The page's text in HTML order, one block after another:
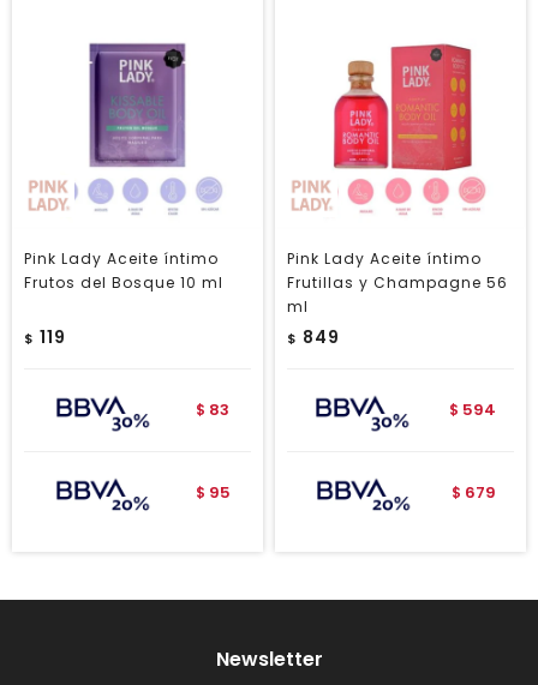
Pink Lady Aceite íntimo
Frutos del Bosque 10 ml
$ 119
$ 83
$ 95
Pink Lady Aceite íntimo
Frutillas y Champagne 56
ml
$ 849
$ 594
$ 679
Newsletter